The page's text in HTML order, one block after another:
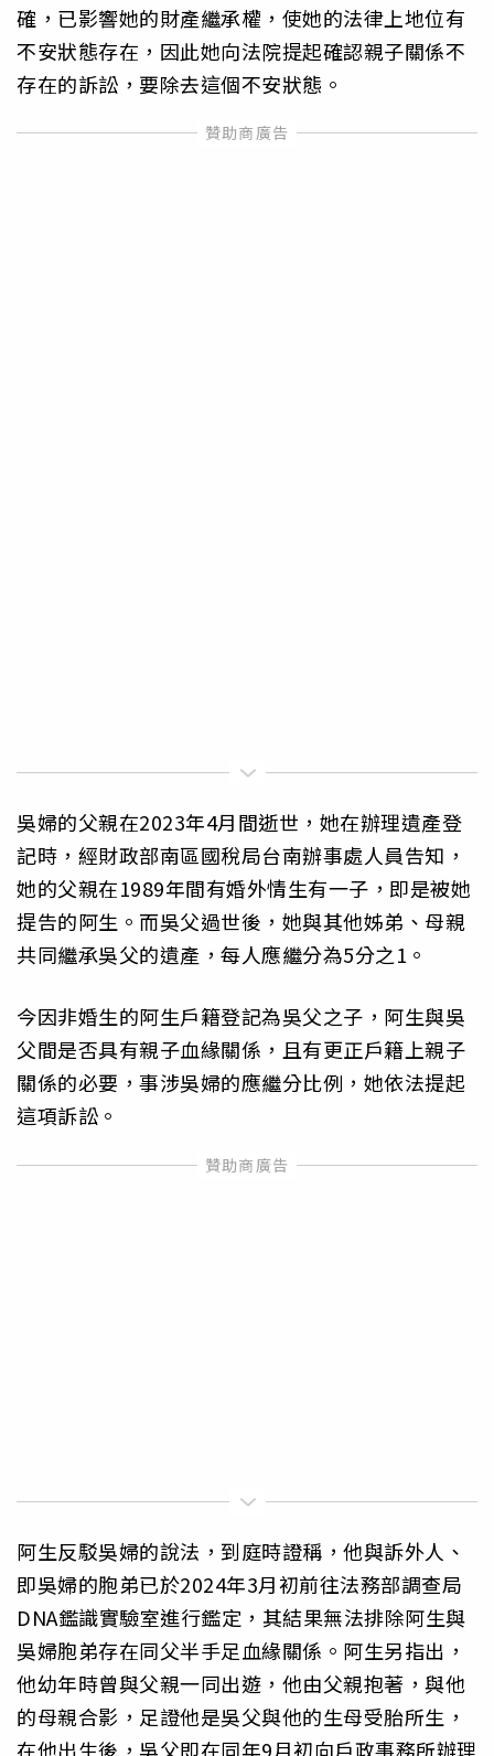
確，已影響她的財產繼承權，使她的法律上地位有
不安狀態存在，因此她向法院提起確認親子關係不
存在的訴訟，要除去這個不安狀態。
吳婦的父親在2023年4月間逝世，她在辦理遺產登
記時，經財政部南區國稅局台南辦事處人員告知，
她的父親在1989年間有婚外情生有一子，即是被她
提告的阿生。而吳父過世後，她與其他姊弟、母親
共同繼承吳父的遺產，每人應繼分為5分之1。
今因非婚生的阿生戶籍登記為吳父之子，阿生與吳
父間是否具有親子血緣關係，且有更正戶籍上親子
關係的必要，事涉吳婦的應繼分比例，她依法提起
這項訴訟。
阿生反駁吳婦的說法，到庭時證稱，他與訴外人、
即吳婦的胞弟已於2024年3月初前往法務部調查局
DNA鑑識實驗室進行鑑定，其結果無法排除阿生與
吳婦胞弟存在同父半手足血緣關係。阿生另指出，
他幼年時曾與父親一同出遊，他由父親抱著，與他
的母親合影，足證他是吳父與他的生母受胎所生，
在他出生後，吳父即在同年9月初向戶政事務所辦理